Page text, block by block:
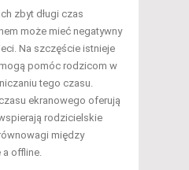
zbyt długi czas
może mieć negatywny
Na szczęście istnieje
pomóc rodzicom w
tego czasu.
ekranowego oferują
rodzicielskie
między
offline.